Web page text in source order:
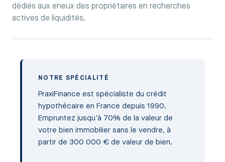
dédiés aux eneux des propriétaires en recherches
actives de liquidités.
NOTRE SPÉCIALITÉ
PraxiFinance est spécialiste du crédit
hypothécaire en France depuis 1990.
Empruntez jusqu'à 70% de la valeur de
votre bien immobilier sans le vendre, à
partir de 300 000 € de valeur de bien.